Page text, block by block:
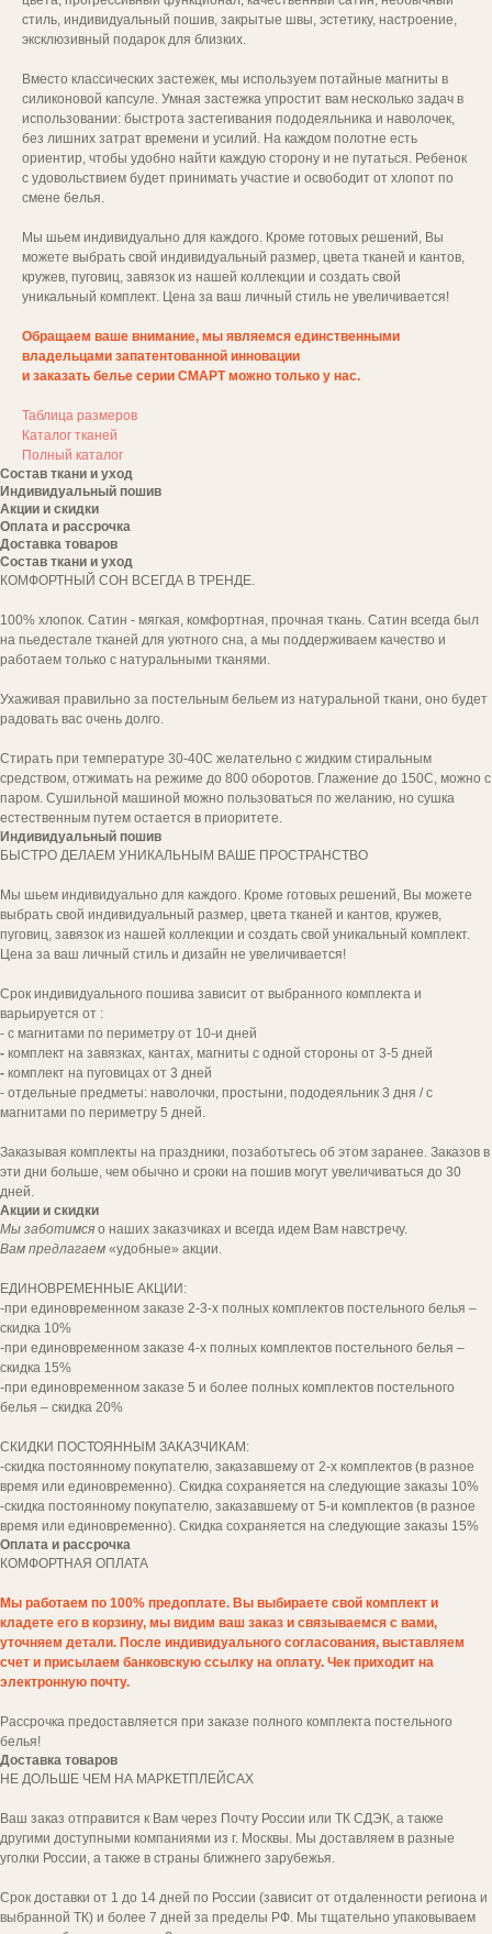
стиль, индивидуальный пошив, закрытые швы, эстетику, настроение,
эксклюзивный подарок для близких.
Вместо классических застежек, мы используем потайные магниты в
силиконовой капсуле. Умная застежка упростит вам несколько задач в
использовании: быстрота застегивания пододеяльника и наволочек,
без лишних затрат времени и усилий. На каждом полотне есть
ориентир, чтобы удобно найти каждую сторону и не путаться. Ребенок
с удовольствием будет принимать участие и освободит от хлопот по
смене белья.
Мы шьем индивидуально для каждого. Кроме готовых решений, Вы
можете выбрать свой индивидуальный размер, цвета тканей и кантов,
кружев, пуговиц, завязок из нашей коллекции и создать свой
уникальный комплект. Цена за ваш личный стиль не увеличивается!
Обращаем ваше внимание, мы являемся единственными
владельцами запатентованной инновации
и заказать белье серии СМАРТ можно только у нас.
Таблица размеров
Каталог тканей
Полный каталог
Состав ткани и уход
Индивидуальный пошив
Акции и скидки
Оплата и рассрочка
Доставка товаров
Состав ткани и уход
КОМФОРТНЫЙ СОН ВСЕГДА В ТРЕНДЕ.
100% хлопок. Сатин - мягкая, комфортная, прочная ткань. Сатин всегда был
на пьедестале тканей для уютного сна, а мы поддерживаем качество и
работаем только с натуральными тканями.
Ухаживая правильно за постельным бельем из натуральной ткани, оно будет
радовать вас очень долго.
Стирать при температуре 30-40С желательно с жидким стиральным
средством, отжимать на режиме до 800 оборотов. Глажение до 150С, можно с
паром. Сушильной машиной можно пользоваться по желанию, но сушка
естественным путем остается в приоритете.
Индивидуальный пошив
БЫСТРО ДЕЛАЕМ УНИКАЛЬНЫМ ВАШЕ ПРОСТРАНСТВО
Мы шьем индивидуально для каждого. Кроме готовых решений, Вы можете
выбрать свой индивидуальный размер, цвета тканей и кантов, кружев,
пуговиц, завязок из нашей коллекции и создать свой уникальный комплект.
Цена за ваш личный стиль и дизайн не увеличивается!
Срок индивидуального пошива зависит от выбранного комплекта и
варьируется от :
- с магнитами по периметру от 10-и дней
- комплект на завязках, кантах, магниты с одной стороны от 3-5 дней
- комплект на пуговицах от 3 дней
- отдельные предметы: наволочки, простыни, пододеяльник 3 дня / с
магнитами по периметру 5 дней.
Заказывая комплекты на праздники, позаботьтесь об этом заранее. Заказов в
эти дни больше, чем обычно и сроки на пошив могут увеличиваться до 30
дней.
Акции и скидки
Мы заботимся о наших заказчиках и всегда идем Вам навстречу.
Вам предлагаем «удобные» акции.
ЕДИНОВРЕМЕННЫЕ АКЦИИ:
-при единовременном заказе 2-3-х полных комплектов постельного белья –
скидка 10%
-при единовременном заказе 4-х полных комплектов постельного белья –
скидка 15%
-при единовременном заказе 5 и более полных комплектов постельного
белья – скидка 20%
СКИДКИ ПОСТОЯННЫМ ЗАКАЗЧИКАМ:
-скидка постоянному покупателю, заказавшему от 2-х комплектов (в разное
время или единовременно). Скидка сохраняется на следующие заказы 10%
-скидка постоянному покупателю, заказавшему от 5-и комплектов (в разное
время или единовременно). Скидка сохраняется на следующие заказы 15%
Оплата и рассрочка
КОМФОРТНАЯ ОПЛАТА
Мы работаем по 100% предоплате. Вы выбираете свой комплект и
кладете его в корзину, мы видим ваш заказ и связываемся с вами,
уточняем детали. После индивидуального согласования, выставляем
счет и присылаем банковскую ссылку на оплату. Чек приходит на
электронную почту.
Рассрочка предоставляется при заказе полного комплекта постельного
белья!
Доставка товаров
НЕ ДОЛЬШЕ ЧЕМ НА МАРКЕТПЛЕЙСАХ
Ваш заказ отправится к Вам через Почту России или ТК СДЭК, а также
другими доступными компаниями из г. Москвы. Мы доставляем в разные
уголки России, а также в страны ближнего зарубежья.
Срок доставки от 1 до 14 дней по России (зависит от отдаленности региона и
выбранной ТК) и более 7 дней за пределы РФ. Мы тщательно упаковываем
Напишите нам для заказа комплекта.
ВЫ ДОСТОЙНЫ
КОМФОРТА
И УДОБСТВА!
Да, я согласен(на) сполитикой обработки
персональных данных